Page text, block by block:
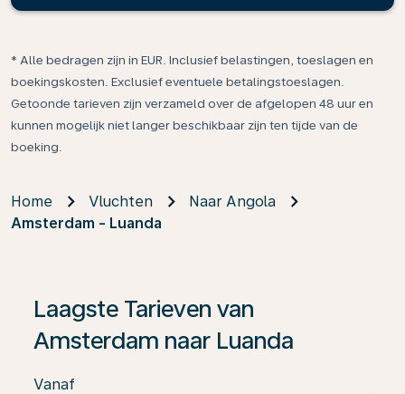
* Alle bedragen zijn in EUR. Inclusief belastingen, toeslagen en
boekingskosten. Exclusief eventuele betalingstoeslagen.
Getoonde tarieven zijn verzameld over de afgelopen 48 uur en
kunnen mogelijk niet langer beschikbaar zijn ten tijde van de
boeking.
Home Vluchten
Naar Angola
Amsterdam - Luanda
Laagste Tarieven van
Amsterdam naar Luanda
Vanaf
Wanneer er geen resultaat is gevonden, klik dan op